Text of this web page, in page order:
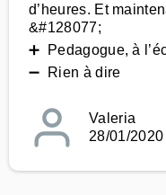
d’heures. Et
&#128077;
➕ Pedagogue, à
➖ Rien à dire
Valeria
28/01/2020